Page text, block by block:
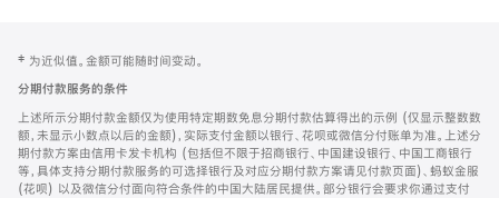
页
页
脚
注
‡ 为近似值。金额可能随时间变动。
分期付款服务的条件
上述所示分期付款金额仅为使用特定期数免息分期付款估算得出的示例 (仅显示整数数
额，未显示小数点以后的金额)，实际支付金额以银行、花呗或微信分付账单为准。上述分
期付款方案由信用卡发卡机构 (包括但不限于招商银行、中国建设银行、中国工商银行
等，具体支持分期付款服务的可选择银行及对应分期付款方案请见付款页面)、蚂蚁金服
(花呗) 以及微信分付面向符合条件的中国大陆居民提供。部分银行会要求你通过支付